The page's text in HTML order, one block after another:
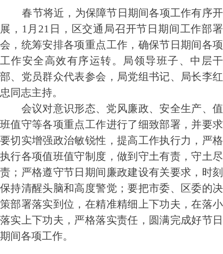
春节将近，为保障节日期间各项工作有序开
展，1月21日，区交通局召开节日期间工作部署
会，统筹安排各项重点工作，确保节日期间各项
工作安全高效有序运转。局领导班子、中层干
部、党员群众代表参会，局党组书记、局长李红
忠同志主持。
会议对意识形态、党风廉政、安全生产、值
班值守等各项重点工作进行了细致部署，并要求
要切实增强政治敏锐性，提高工作执行力，严格
执行各项值班值守制度，做到守土有责，守土尽
责；严格遵守节日期间廉政建设有关要求，时刻
保持清醒头脑和高度警觉； 要把市委、区委的决
策部署落实到位，在精准精细上下功夫，在落小
落实上下功夫，严格落实责任，圆满完成好节日
期间各项工作。